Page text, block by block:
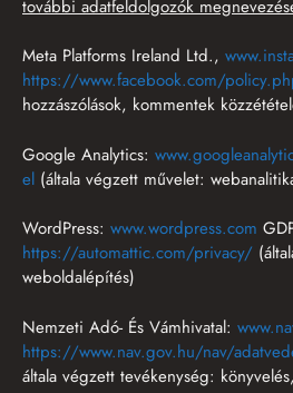
további adatfeldolgozók
Meta Platforms Ireland Ltd.,
https://www.facebook.com/
hozzászólások, kommentek
Google Analytics:
el (általa végzett művelet:
WordPress: www.wordpress.com
https://automattic.com/privacy/
weboldalépítés)
Nemzeti Adó- És Vámhivatal:
https://www.nav.gov.hu/nav/
általa végzett tevékenység: